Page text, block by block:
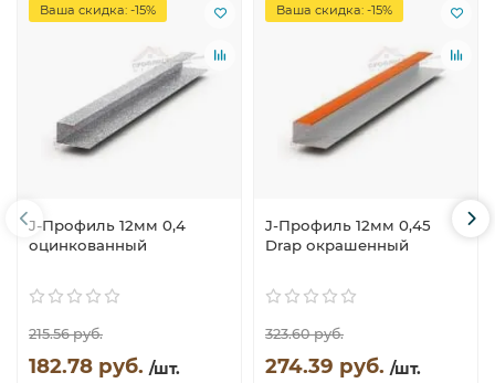
Ваша скидка: -15%
J-Профиль 12мм 0,4
оцинкованный
215.56 руб.
182.78 руб. /шт.
Ваша скидка: -15%
J-Профиль 12мм 0,45
Drap окрашенный
323.60 руб.
274.39 руб. /шт.